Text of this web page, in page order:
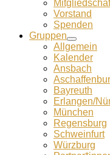
Vorstand
Spenden
Gruppen
Allgemein
Kalender
Ansbach
Bayreuth
Erlangen/
München
Regensburg
Schweinfurt
Würzburg